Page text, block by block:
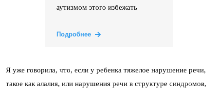
аутизмом этого избежать
Подробнее
Я уже говорила, что, если у ребенка тяжелое нарушение речи,
такое как алалия, или нарушения речи в структуре синдромов,